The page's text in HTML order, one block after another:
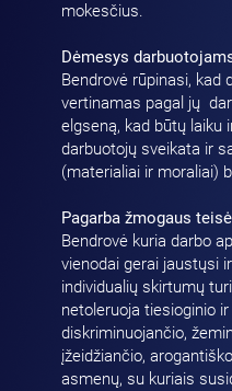
mokesčius.
Dėmesys
Bendrovė rūpinasi, kad
vertinamas pagal jų
elgseną, kad būtų laiku
darbuotojų sveikata ir
(materialiai ir moraliai)
Pagarba žmogaus
Bendrovė kuria darbo
vienodai gerai jaustųsi
individualių skirtumų
netoleruoja tiesioginio
diskriminuojančio,
įžeidžiančio,
asmenų, su kuriais